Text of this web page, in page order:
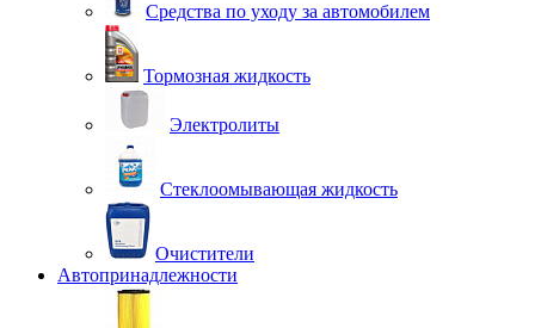
Средства по уходу за автомобилем
Тормозная жидкость
Электролиты
Стеклоомывающая жидкость
Очистители
Автопринадлежности